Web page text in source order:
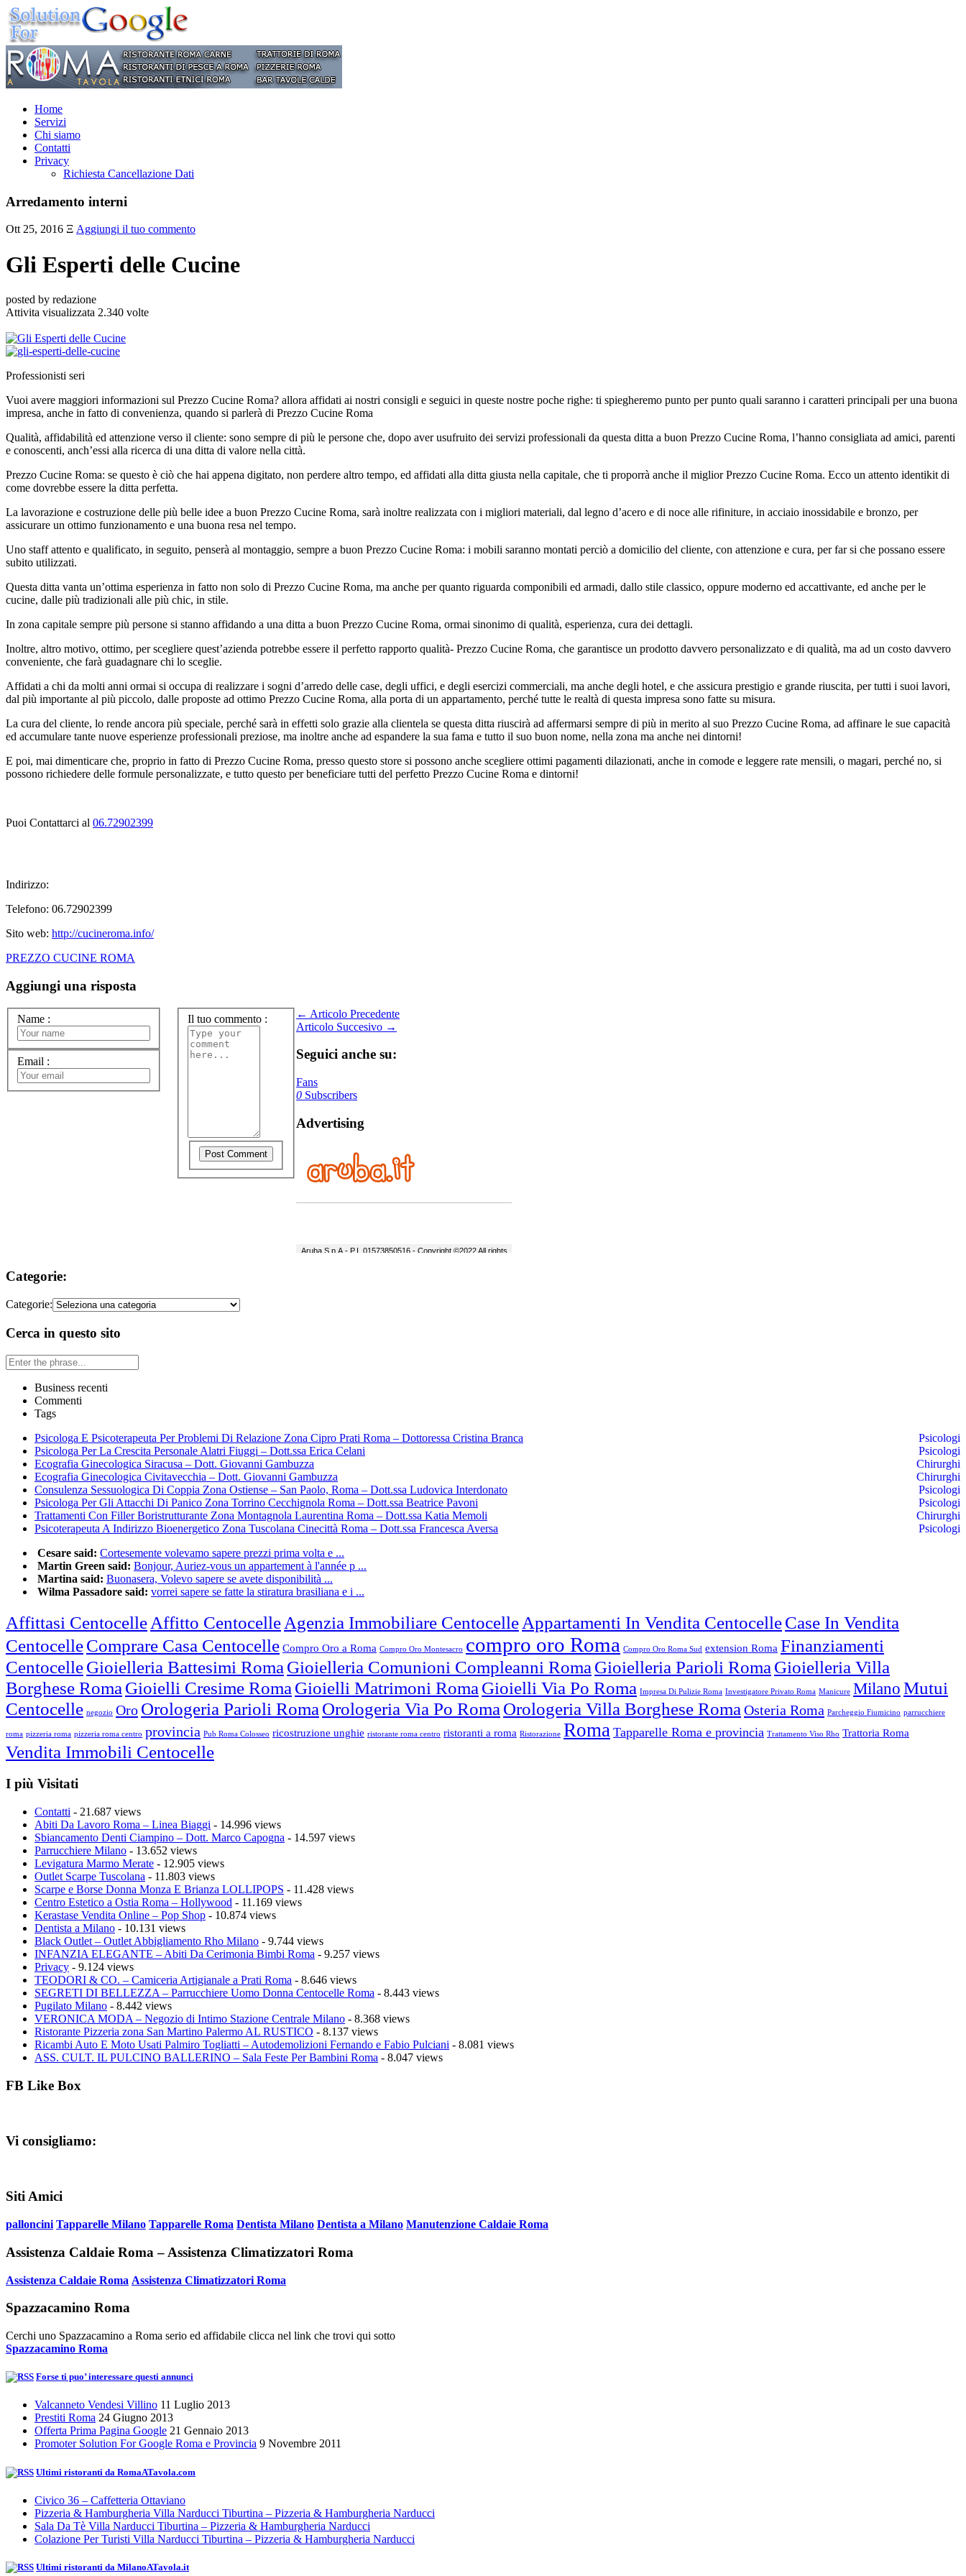
Home
Servizi
Chi siamo
Contatti
Privacy
Richiesta Cancellazione Dati
Arredamento interni
Ott 25, 2016 Ξ Aggiungi il tuo commento
Gli Esperti delle Cucine
posted by redazione
Attivita visualizzata 2.340 volte
Professionisti seri
Vuoi avere maggiori informazioni sul Prezzo Cucine Roma? allora affidati ai nostri consigli e seguici in queste nostre poche righe: ti spiegheremo punto per punto quali saranno i caratteri principali per una buona
impresa, anche in fatto di convenienza, quando si parlerà di Prezzo Cucine Roma
Qualità, affidabilità ed attenzione verso il cliente: sono sempre di più le persone che, dopo aver usufruito dei servizi professionali da questa ditta a buon Prezzo Cucine Roma, l’hanno consigliata ad amici, parenti
e conoscenti, anch’essi alla ricerca di una ditta di valore nella città.
Prezzo Cucine Roma: se questo è ciò che hai appena digitato, non perdere altro tempo, ed affidati alla ditta giusta nella capitale, che ti proporrà anche il miglior Prezzo Cucine Roma. Ecco un attento identikit di
come dovrebbe essere la ditta perfetta.
La lavorazione e costruzione delle più belle idee a buon Prezzo Cucine Roma, sarà inoltre realizzata con i migliori materiali, dal legno d’acero e di noce alle rifiniture, in acciaio inossidabile e bronzo, per
assicurare un ottimo funzionamento e una buona resa nel tempo.
Uno staff attento e qualificato, in seguito, penserà al montaggio, sempre a buon Prezzo Cucine Roma: i mobili saranno montati perciò a domicilio del cliente, con attenzione e cura, per far si che possano essere
subito utilizzati.
Questa ditta vanta un’ottima esperienza in fatto non solo di Prezzo Cucine Roma, ma anche per quanto riguarda componibili ed armadi, dallo stile classico, oppure moderno ed accattivante, ed anche per le
cucine, dalle più tradizionali alle più chic, in stile.
In zona capitale sempre più persone si stanno affidando a una ditta a buon Prezzo Cucine Roma, ormai sinonimo di qualità, esperienza, cura dei dettagli.
Inoltre, altro motivo, ottimo, per scegliere quest’azienda potrebbe essere il perfetto rapporto qualità- Prezzo Cucine Roma, che garantisce un prodotto davvero personalizzato e di qualità, ma ad un costo davvero
conveniente, che farà guadagnare chi lo sceglie.
Affidati a chi da molti anni ormai si occupa di realizzare i sogni d’arredo delle case, degli uffici, e degli esercizi commerciali, ma anche degli hotel, e che assicura prestigio e grande riuscita, per tutti i suoi lavori,
dal più importante al più piccolo, dalle proposte ad ottimo Prezzo Cucine Roma, alla porta di un appartamento, perché tutte le realtà di questa impresa sono fatte su misura.
La cura del cliente, lo rende ancora più speciale, perché sarà in effetti solo grazie alla clientela se questa ditta riuscirà ad affermarsi sempre di più in merito al suo Prezzo Cucine Roma, ad affinare le sue capacità
ed accumulare tante nuove esperienze professionali preziose, ma inoltre anche ad espandere la sua fama e tutto il suo buon nome, nella zona ma anche nei dintorni!
E poi, mai dimenticare che, proprio in fatto di Prezzo Cucine Roma, presso questo store si possono anche scegliere ottimi pagamenti dilazionati, anche in comode e leggere rate mensili, o magari, perché no, si
possono richiedere delle formule personalizzate, e tutto questo per beneficiare tutti del perfetto Prezzo Cucine Roma e dintorni!
Puoi Contattarci al 06.72902399
Indirizzo:
Telefono: 06.72902399
Sito web: http://cucineroma.info/
PREZZO CUCINE ROMA
Aggiungi una risposta
Name :
Email :
Il tuo commento :
← Articolo Precedente
Articolo Succesivo →
Seguici anche su:
Fans
0 Subscribers
Advertising
Categorie:
Categorie:
Cerca in questo sito
Business recenti
Commenti
Tags
Psicologa E Psicoterapeuta Per Problemi Di Relazione Zona Cipro Prati Roma – Dottoressa Cristina Branca
Psicologi
Psicologa Per La Crescita Personale Alatri Fiuggi – Dott.ssa Erica Celani
Psicologi
Ecografia Ginecologica Siracusa – Dott. Giovanni Gambuzza
Chirurghi
Ecografia Ginecologica Civitavecchia – Dott. Giovanni Gambuzza
Chirurghi
Consulenza Sessuologica Di Coppia Zona Ostiense – San Paolo, Roma – Dott.ssa Ludovica Interdonato
Psicologi
Psicologa Per Gli Attacchi Di Panico Zona Torrino Cecchignola Roma – Dott.ssa Beatrice Pavoni
Psicologi
Trattamenti Con Filler Boristrutturante Zona Montagnola Laurentina Roma – Dott.ssa Katia Memoli
Chirurghi
Psicoterapeuta A Indirizzo Bioenergetico Zona Tuscolana Cinecittà Roma – Dott.ssa Francesca Aversa
Psicologi
Cesare said: Cortesemente volevamo sapere prezzi prima volta e ...
Martin Green said: Bonjour, Auriez-vous un appartement à l'année p ...
Martina said: Buonasera, Volevo sapere se avete disponibilità ...
Wilma Passadore said: vorrei sapere se fatte la stiratura brasiliana e i ...
Affittasi Centocelle Affitto Centocelle Agenzia Immobiliare Centocelle Appartamenti In Vendita CentocelleCase In Vendita
CentocelleComprare Casa Centocelle Compro Oro a Roma Compro Oro Montesacro compro oro Roma Compro Oro Roma Sud extension Roma Finanziamenti
CentocelleGioielleria Battesimi Roma Gioielleria Comunioni Compleanni Roma Gioielleria Parioli Roma Gioielleria Villa
Borghese Roma Gioielli Cresime Roma Gioielli Matrimoni Roma Gioielli Via Po Roma Impresa Di Pulizie Roma Investigatore Privato Roma Manicure Milano Mutui
Centocelle negozio Oro Orologeria Parioli Roma Orologeria Via Po Roma Orologeria Villa Borghese Roma Osteria Roma Parcheggio Fiumicino parrucchiere
roma pizzeria roma pizzeria roma centro provincia Pub Roma Colosseo ricostruzione unghie ristorante roma centro ristoranti a roma Ristorazione Roma Tapparelle Roma e provincia Trattamento Viso Rho Trattoria Roma
Vendita Immobili Centocelle
I più Visitati
Contatti - 21.687 views
Abiti Da Lavoro Roma – Linea Biaggi - 14.996 views
Sbiancamento Denti Ciampino – Dott. Marco Capogna - 14.597 views
Parrucchiere Milano - 13.652 views
Levigatura Marmo Merate - 12.905 views
Outlet Scarpe Tuscolana - 11.803 views
Scarpe e Borse Donna Monza E Brianza LOLLIPOPS - 11.428 views
Centro Estetico a Ostia Roma – Hollywood - 11.169 views
Kerastase Vendita Online – Pop Shop - 10.874 views
Dentista a Milano - 10.131 views
Black Outlet – Outlet Abbigliamento Rho Milano - 9.744 views
INFANZIA ELEGANTE – Abiti Da Cerimonia Bimbi Roma - 9.257 views
Privacy - 9.124 views
TEODORI & CO. – Camiceria Artigianale a Prati Roma - 8.646 views
SEGRETI DI BELLEZZA – Parrucchiere Uomo Donna Centocelle Roma - 8.443 views
Pugilato Milano - 8.442 views
VERONICA MODA – Negozio di Intimo Stazione Centrale Milano - 8.368 views
Ristorante Pizzeria zona San Martino Palermo AL RUSTICO - 8.137 views
Ricambi Auto E Moto Usati Palmiro Togliatti – Autodemolizioni Fernando e Fabio Pulciani - 8.081 views
ASS. CULT. IL PULCINO BALLERINO – Sala Feste Per Bambini Roma - 8.047 views
FB Like Box
Vi consigliamo:
Siti Amici
palloncini Tapparelle Milano Tapparelle Roma Dentista Milano Dentista a Milano Manutenzione Caldaie Roma
Assistenza Caldaie Roma – Assistenza Climatizzatori Roma
Assistenza Caldaie Roma Assistenza Climatizzatori Roma
Spazzacamino Roma
Cerchi uno Spazzacamino a Roma serio ed affidabile clicca nel link che trovi qui sotto
Spazzacamino Roma
Forse ti puo’ interessare questi annunci
Valcanneto Vendesi Villino 11 Luglio 2013
Prestiti Roma 24 Giugno 2013
Offerta Prima Pagina Google 21 Gennaio 2013
Promoter Solution For Google Roma e Provincia 9 Novembre 2011
Ultimi ristoranti da RomaATavola.com
Civico 36 – Caffetteria Ottaviano
Pizzeria & Hamburgheria Villa Narducci Tiburtina – Pizzeria & Hamburgheria Narducci
Sala Da Tè Villa Narducci Tiburtina – Pizzeria & Hamburgheria Narducci
Colazione Per Turisti Villa Narducci Tiburtina – Pizzeria & Hamburgheria Narducci
Ultimi ristoranti da MilanoATavola.it